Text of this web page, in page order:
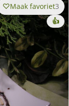
Maak favoriet3
👍